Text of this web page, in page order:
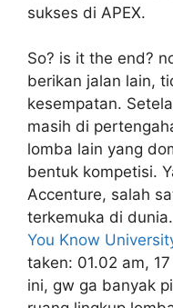
sukses di APEX.
So? is it the end?
berikan jalan lain,
kesempatan.
masih di
lomba lain yang
bentuk kompetisi.
Accenture, salah
terkemuka di
You Know
taken: 01.02 am,
ini, gw ga banyak